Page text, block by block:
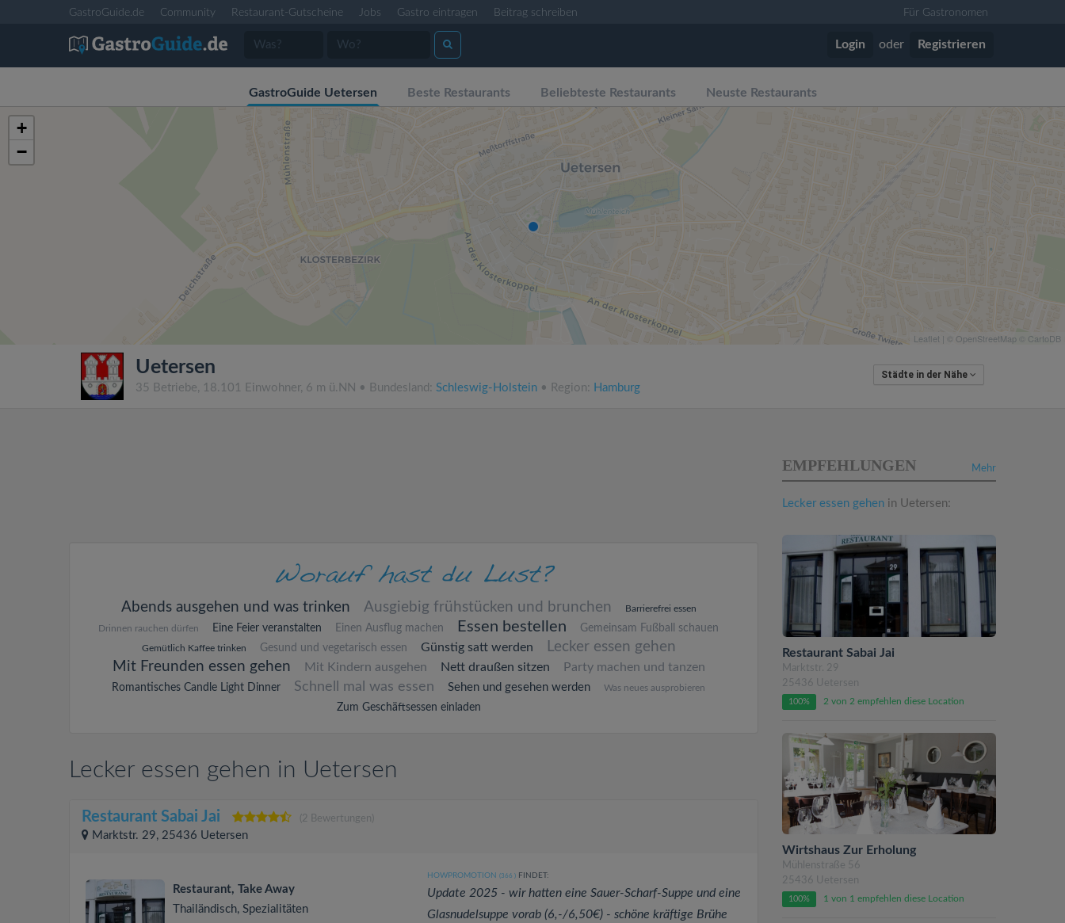
GastroGuide.de Community Restaurant-Gutscheine Jobs Gastro eintragen Beitrag schreiben Für Gastronomen
Login oder Registrieren
GastroGuide Uetersen Beste Restaurants Beliebteste Restaurants Neuste Restaurants
+
−
Leaflet | © OpenStreetMap © CartoDB
Uetersen
35 Betriebe, 18.101 Einwohner, 6 m ü.NN • Bundesland: Schleswig-Holstein • Region: Hamburg
Städte in der Nähe
Abends ausgehen und was trinken Ausgiebig frühstücken und brunchen Barrierefrei essen
Drinnen rauchen dürfen Eine Feier veranstalten Einen Ausflug machen Essen bestellen Gemeinsam Fußball schauen
Gemütlich Kaffee trinken Gesund und vegetarisch essen Günstig satt werden
Lecker essen gehen
Mit Freunden essen gehen
Mit Kindern ausgehen Nett draußen sitzen Party machen und tanzen
Romantisches Candle Light Dinner Schnell mal was essen Sehen und gesehen werden Was neues ausprobieren
Zum Geschäftsessen einladen
Lecker essen gehen in Uetersen
Restaurant Sabai Jai (2 Bewertungen)
Marktstr. 29, 25436 Uetersen
Restaurant, Take Away
Thailändisch, Spezialitäten
HOWPROMOTION (366 )FINDET:
Update 2025 - wir hatten eine Sauer-Scharf-Suppe und eine
Glasnudelsuppe vorab (6,-/6,50€) - schöne kräftige Brühe
Mehr
EMPFEHLUNGEN
Lecker essen gehen in Uetersen:
Restaurant Sabai Jai
Marktstr. 29
25436 Uetersen
100% 2 von 2 empfehlen diese Location
Wirtshaus Zur Erholung
Mühlenstraße 56
25436 Uetersen
100% 1 von 1 empfehlen diese Location